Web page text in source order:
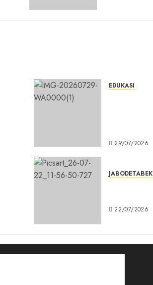
EDUKASI
29/07/2026
JABODETABEK
22/07/2026